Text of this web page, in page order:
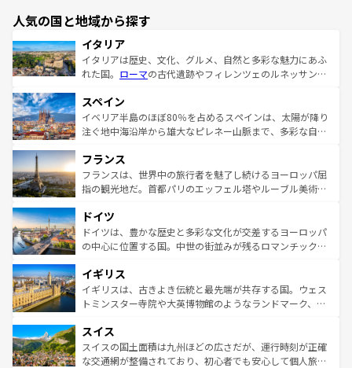
人気の国と地域から探す
イタリア
イタリアは歴史、文化、グルメ、自然と多彩な魅力にあふ
れた国。 ローマの古代遺跡やフィレンツェのルネッサンス
ろん、トスカーナの美しい田園風景やアマルフィ海岸の絶
景など、自然景観も見逃せない。観光の合間には、本場の
ピザやパスタなど、絶品のイタリア料理を堪能することも
ませてくれるイタリアで、忘れられない旅をしてみよう！
なお、新着のイタリア情報はコンテンツ一覧 を参照してほ
しい。
スペイン
イベリア半島のほぼ80％を占めるスペインは、太陽が降り
注ぐ地中海沿岸から雄大なピレネー山脈まで、多彩な自然
文化が根付くこの国では、情熱的なフラメンコ、熱気あふ
れる闘牛、そして美味しいタパスが生活の一部となってい
る。首都マドリードの洗練された雰囲気や、バルセロナの
の城塞都市、穏やかなビーチリゾートまで多彩な表情を見
せる。地方によって風土や気候が異なるスペインはその個
性で訪れる人を魅了する。 なお、新着のスペイン情報はコ
フランス
フランスは、世界中の旅行者を魅了し続けるヨーロッパ屈
指の観光地だ。首都パリのエッフェル塔やルーブル美術館
で、幅広い魅力が詰まっている。華麗な宮殿、歴史的な大
聖堂、美しいビーチ、そして豊かな自然が、訪れる者を心
から魅了する。また、フランスは美食の国としても知ら
いる。シャンパンの発祥地であるランス、プロヴァンスの
香り高いラベンダー畑など、多彩な楽しみ方が可能だ。さ
らに、パリ以外の地域にも魅力が溢れており、どの街角に
れる地方に足を運ぶとそれぞれで全く異なる文化を体験で
きるだろう。 なお、新着のフランス情報はコンテンツ一覧
を参照してほしい。
ドイツ
ドイツは、豊かな歴史と多彩な文化が交差するヨーロッパ
の中心に位置する国。中世の街並みが残るロマンチック街
顔を持つこの国は、どこを歩いても飽きることがない。ベ
ルリンの文化的活気、バイエルン州のアルプスの絶景、そ
してライン川沿いのワイン畑といった風景は必見。ビール
は、お酒好きな人にはぜひ体験してほしい。 なお、新着の
ドイツ情報はコンテンツ一覧を参照してほしい。
イギリス
イギリスは、古きよき伝統と最先端が共存する国。ウェス
トミンスター寺院や大英博物館のようなランドマーク、歴
リアごとに異なる魅力がある。また、優雅なアフタヌーン
ティー、ビール好きにはたまらない英国パブ、サッカー観
戦など、本場だからこそできる体験も豊富。イギリスを旅
スイス
スイスの国土面積は九州ほどの広さだが、運行時刻が正確
な交通網が整備されており、初心者でも安心して個人旅行